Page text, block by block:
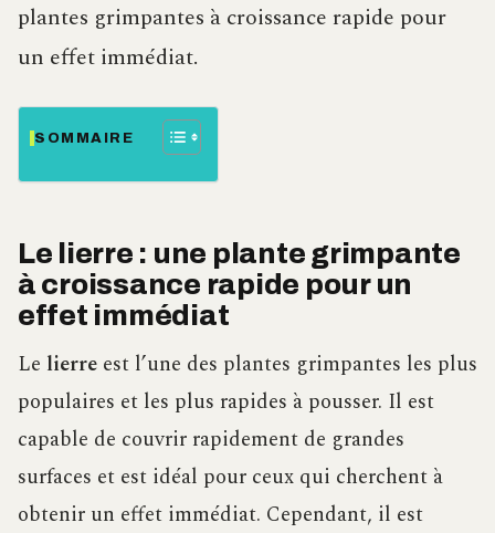
plantes grimpantes à croissance rapide pour
un effet immédiat.
SOMMAIRE
Le lierre : une plante grimpante
à croissance rapide pour un
effet immédiat
Le lierre est l’une des plantes grimpantes les plus
populaires et les plus rapides à pousser. Il est
capable de couvrir rapidement de grandes
surfaces et est idéal pour ceux qui cherchent à
obtenir un effet immédiat. Cependant, il est